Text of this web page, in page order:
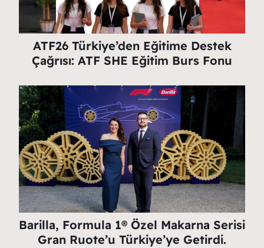
ATF26 Türkiye’den Eğitime Destek
Çağrısı: ATF SHE Eğitim Burs Fonu
Barilla, Formula 1® Özel Makarna Serisi
Gran Ruote’u Türkiye’ye Getirdi.